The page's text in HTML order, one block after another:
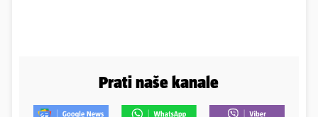
Prati naše kanale